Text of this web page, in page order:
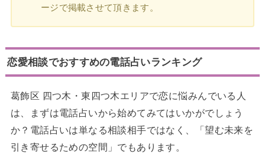
ージで掲載させて頂きます。
恋愛相談でおすすめの電話占いランキング
葛飾区 四つ木・東四つ木エリアで恋に悩みんでいる人
は、まずは電話占いから始めてみてはいかがでしょう
か？電話占いは単なる相談相手ではなく、「望む未来を
引き寄せるための空間」でもあります。